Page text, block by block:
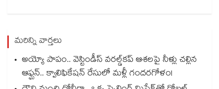
మరిన్ని వార్తలు
అయ్యో పాపం.. వెస్టిండీస్ వరల్డ్‌కప్ ఆశలపై నీళ్లు చల్లిన
ఆఫ్ఘన్.. క్వాలిఫికేషన్ రేసులో మళ్లీ గందరగోళం!